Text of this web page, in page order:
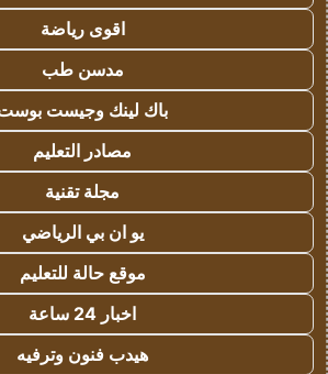
اقوى رياضة
مدسن طب
باك لينك وجيست
مصادر التعليم
مجلة تقنية
يو ان بي الرياضي
موقع حالة للتعليم
اخبار 24 ساعة
هيدب فنون وترفيه